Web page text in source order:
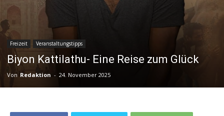
Freizeit Veranstaltungstipps
Biyon Kattilathu- Eine Reise zum Glück
Von Redaktion - 24. November 2025